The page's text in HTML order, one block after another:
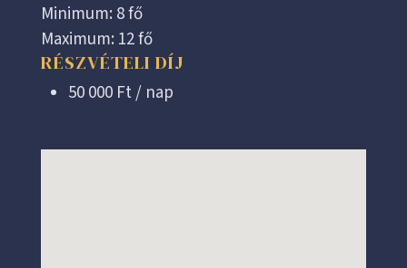
Minimum: 8 fő
Maximum: 12 fő
RÉSZVÉTELI DÍJ
50 000 Ft / nap